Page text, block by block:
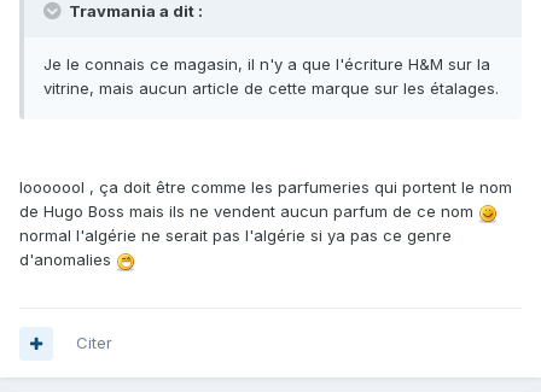
Travmania a dit :
Je le connais ce magasin, il n'y a que l'écriture H&M sur la
vitrine, mais aucun article de cette marque sur les étalages.
looooool , ça doit être comme les parfumeries qui portent le nom
de Hugo Boss mais ils ne vendent aucun parfum de ce nom
normal l'algérie ne serait pas l'algérie si ya pas ce genre
d'anomalies
Citer